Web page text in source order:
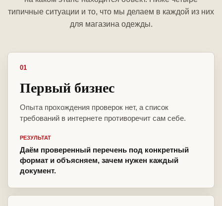
типичные ситуации и то, что мы делаем в каждой из них
для магазина одежды.
01
Первый бизнес
Опыта прохождения проверок нет, а список
требований в интернете противоречит сам себе.
РЕЗУЛЬТАТ
Даём проверенный перечень под конкретный
формат и объясняем, зачем нужен каждый
документ.